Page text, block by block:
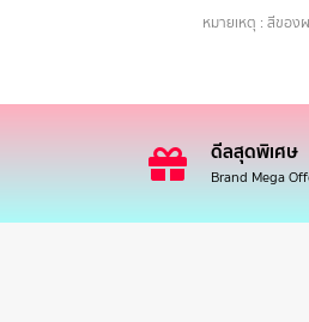
หมายเหตุ : สีขอ
ดีลสุดพิเศษ
Brand Mega